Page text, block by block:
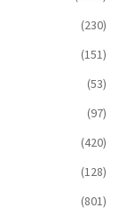
(230)
(151)
(53)
(97)
(420)
(128)
(801)